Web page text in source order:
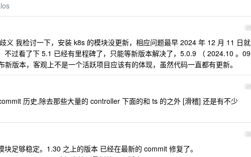
28
义 我检讨一下，安装 k8s 的模块没更新，相应问题最早 2024 年 12 月 11 日就
不过看了下 5.1 已经有里程碑了，只能等新版本解决了，5.0.9 （ 2024.10 。09
版本，客观上不是一个活跃项目应该有的体现，虽然代码一直都有更新。
29
历史,除去那些大量的 controller 下面的和 ts 的之外 [滑稽] 还是有不少
30
块足够稳定。1.30 之上的版本 已经在最新的 commit 修复了。